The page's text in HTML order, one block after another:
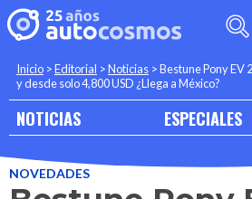
Inicio >Editorial >Noticias >Bestune Pony EV
y desde solo 4,800 USD ¿Llega a México?
NOTICIAS ESPECIALES
NOVEDADES